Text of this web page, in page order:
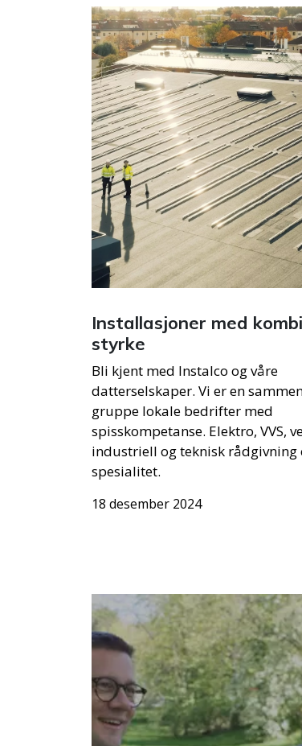
Installasjoner med
styrke
Bli kjent med Instalco og våre
datterselskaper. Vi er en
gruppe lokale bedrifter med
spisskompetanse. Elektro, VVS,
industriell og teknisk rådgivning
spesialitet.
18 desember 2024